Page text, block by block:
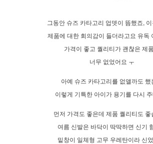
그동안 슈즈 카타고리 업뎃이 뜸했죠,
제품에 대한 회의감이 들더라고요 유독
가격이 좋고 퀄리티가 괜찮은 제
너무 없었어요 ㅜ
아예 슈즈 카타고리를 없앨까도 했
이렇게 기특한 아이가 용기를 다시
먼저 가격도 좋은데 제품 퀄리티도 좋
여름 신발은 바닥이 딱딱하면 신기
밑창이 일체형 고무 우레탄이라 신